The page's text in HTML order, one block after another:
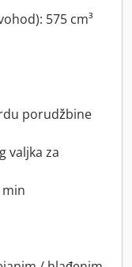
575 cm³
porudžbine
valjka za